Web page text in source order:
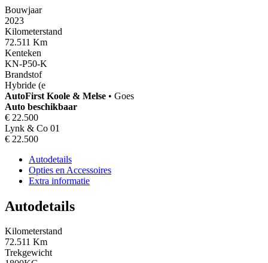
Bouwjaar
2023
Kilometerstand
72.511 Km
Kenteken
KN-P50-K
Brandstof
Hybride (e
AutoFirst Koole & Melse • Goes
Auto beschikbaar
€ 22.500
Lynk & Co 01
€ 22.500
Autodetails
Opties en Accessoires
Extra informatie
Autodetails
Kilometerstand
72.511 Km
Trekgewicht